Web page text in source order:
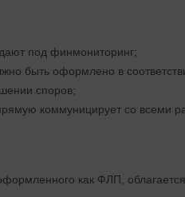
под финмониторинг;
быть оформлено в
споров;
коммуницирует со всеми
как ФЛП,